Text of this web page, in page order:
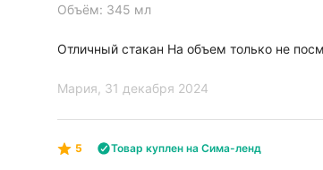
Объём: 345 мл
Отличный стакан На объем только не
Мария , 31 декабря 2024
5 Товар куплен на Сима-ленд